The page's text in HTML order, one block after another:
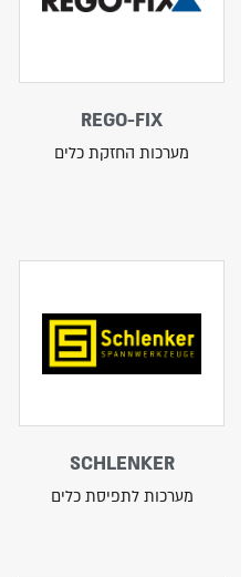
REGO-FIX
מערכות החזקת כלים
SCHLENKER
מערכות לתפיסת כלים